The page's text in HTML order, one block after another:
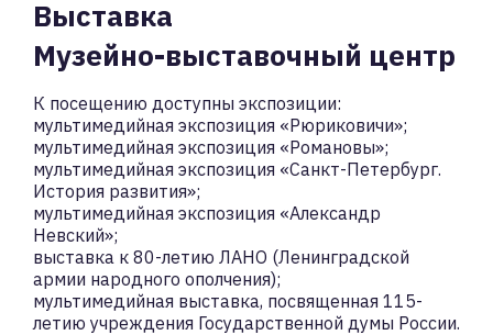
Выставка
Музейно-выставочный центр
К посещению доступны экспозиции:
мультимедийная экспозиция «Рюриковичи»;
мультимедийная экспозиция «Романовы»;
мультимедийная экспозиция «Санкт-Петербург.
История развития»;
мультимедийная экспозиция «Александр
Невский»;
выставка к 80-летию ЛАНО (Ленинградской
армии народного ополчения);
мультимедийная выставка, посвященная 115-
летию учреждения Государственной думы России.